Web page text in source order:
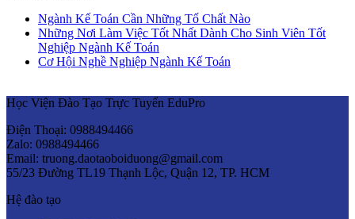
Ngành Kế Toán Cần Những Tố Chất Nào
Những Nơi Làm Việc Tốt Nhất Dành Cho Sinh Viên Tốt
Nghiệp Ngành Kế Toán
Cơ Hội Nghề Nghiệp Ngành Kế Toán
Học Viện Đào Tạo Trực Tuyến EduPro
Điện Thoại: 0988494466
Zalo: 0988494466
Email: truong.daotaoboiduong@gmail.com
55/23 Đường TL19 Thạnh Lộc, Quận 12, TP. HCM
Hệ đào tạo